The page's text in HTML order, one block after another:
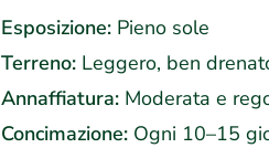
Esposizione: Pieno sole
Terreno: Leggero, ben
Annaffiatura: Moderata e
Concimazione: Ogni 10–15